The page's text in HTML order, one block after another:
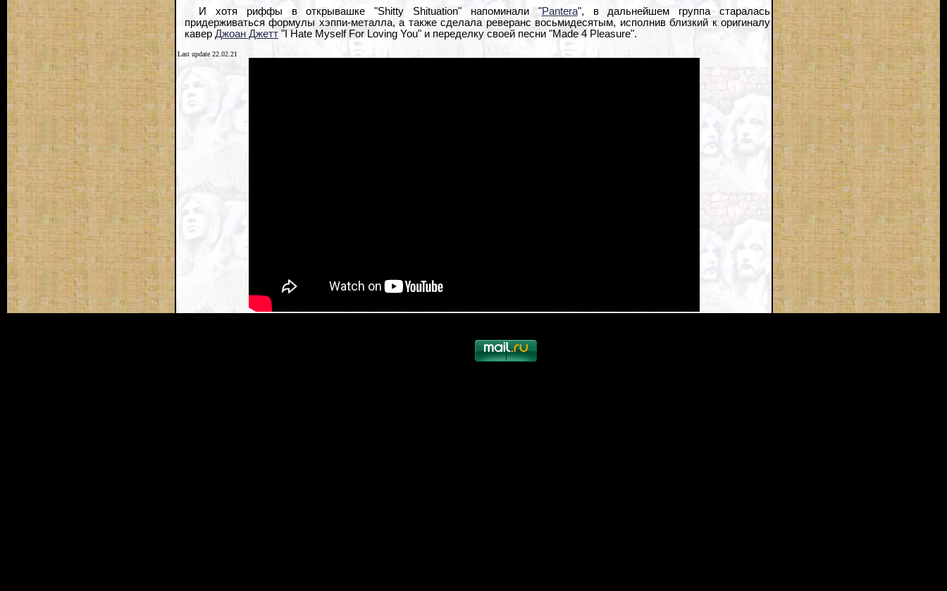
И хотя риффы в открывашке "Shitty Shituation" напоминали "Pantera", в дальнейшем группа старалась
придерживаться формулы хэппи-металла, а также сделала реверанс восьмидесятым, исполнив близкий к оригиналу
кавер Джоан Джетт "I Hate Myself For Loving You" и переделку своей песни "Made 4 Pleasure".
Last update 22.02.21